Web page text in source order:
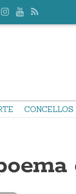
CONCELLOS